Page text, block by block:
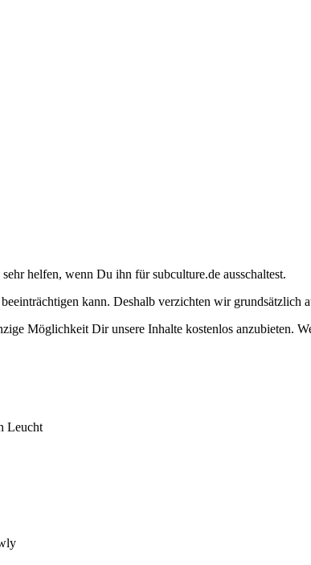
helfen, wenn Du ihn für subculture.de ausschaltest.
kann. Deshalb verzichten wir grundsätzlich
Möglichkeit Dir unsere Inhalte kostenlos anzubieten.
Leucht